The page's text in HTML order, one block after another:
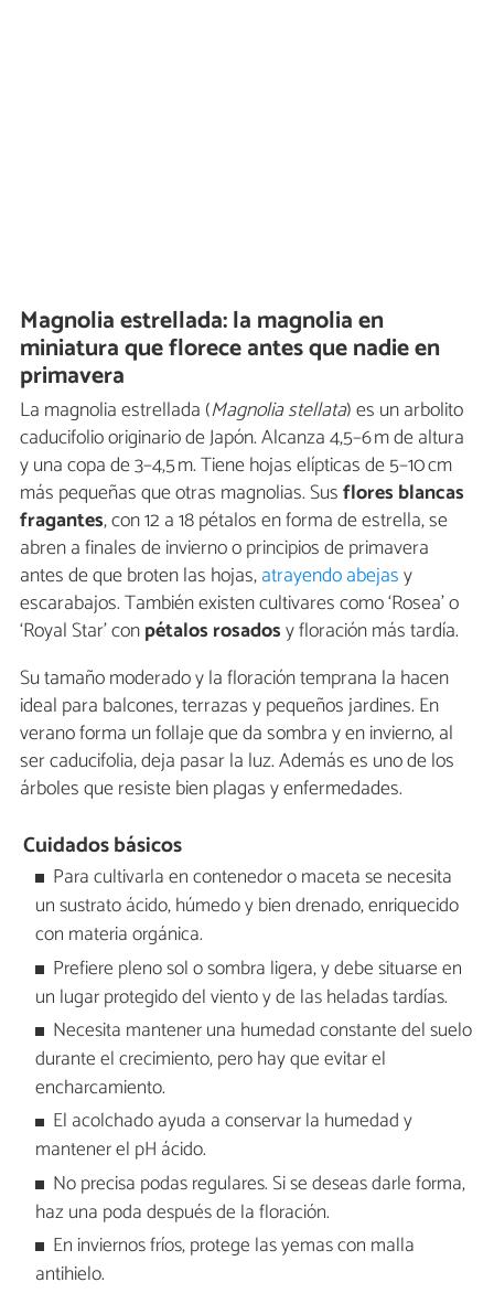
Magnolia estrellada: la magnolia en
miniatura que florece antes que nadie en
primavera
La magnolia estrellada (Magnolia stellata) es un arbolito
caducifolio originario de Japón. Alcanza 4,5–6 m de altura
y una copa de 3–4,5 m. Tiene hojas elípticas de 5–10 cm
más pequeñas que otras magnolias. Susflores blancas
fragantes, con 12 a 18 pétalos en forma de estrella, se
abren a finales de invierno o principios de primavera
antes de que broten las hojas,atrayendo abejasy
escarabajos. También existen cultivares como ‘Rosea’ o
‘Royal Star’ conpétalos rosadosy floración más tardía.
Su tamaño moderado y la floración temprana la hacen
ideal para balcones, terrazas y pequeños jardines. En
verano forma un follaje que da sombra y en invierno, al
ser caducifolia, deja pasar la luz. Además es uno de los
árboles que resiste bien plagas y enfermedades.
Cuidados básicos
Para cultivarla en contenedor o maceta se necesita
un sustrato ácido, húmedo y bien drenado, enriquecido
con materia orgánica.
Prefiere pleno sol o sombra ligera, y debe situarse en
un lugar protegido del viento y de las heladas tardías.
Necesita mantener una humedad constante del suelo
durante el crecimiento, pero hay que evitar el
encharcamiento.
El acolchado ayuda a conservar la humedad y
mantener el pH ácido.
No precisa podas regulares. Si se deseas darle forma,
haz una poda después de la floración.
En inviernos fríos, protege las yemas con malla
antihielo.